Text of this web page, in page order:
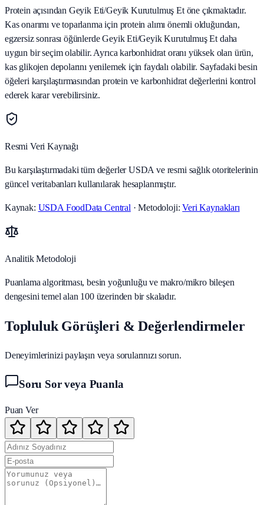
Protein açısından Geyik Eti/Geyik Kurutulmuş Et öne çıkmaktadır.
Kas onarımı ve toparlanma için protein alımı önemli olduğundan,
egzersiz sonrası öğünlerde Geyik Eti/Geyik Kurutulmuş Et daha
uygun bir seçim olabilir. Ayrıca karbonhidrat oranı yüksek olan ürün,
kas glikojen depolarını yenilemek için faydalı olabilir. Sayfadaki besin
öğeleri karşılaştırmasından protein ve karbonhidrat değerlerini kontrol
ederek karar verebilirsiniz.
Resmi Veri Kaynağı
Bu karşılaştırmadaki tüm değerler USDA ve resmi sağlık otoritelerinin
güncel veritabanları kullanılarak hesaplanmıştır.
Kaynak: USDA FoodData Central · Metodoloji:Veri Kaynakları
Analitik Metodoloji
Puanlama algoritması, besin yoğunluğu ve makro/mikro bileşen
dengesini temel alan 100 üzerinden bir skaladır.
Topluluk Görüşleri & Değerlendirmeler
Deneyimlerinizi paylaşın veya sorularınızı sorun.
Soru Sor veya Puanla
Puan Ver